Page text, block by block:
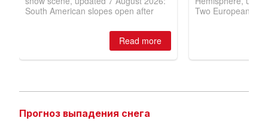
Прогноз выпадения снега